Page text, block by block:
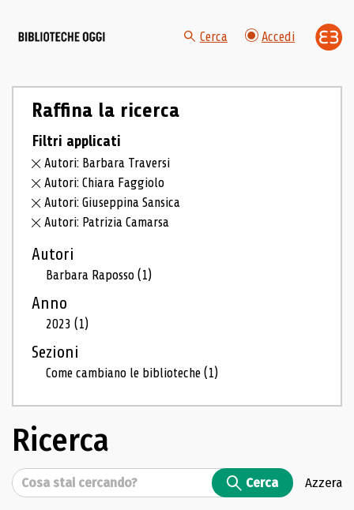
Cerca Accedi
Raffina la ricerca
Filtri applicati
Autori: Barbara Traversi
Autori: Chiara Faggiolo
Autori: Giuseppina Sansica
Autori: Patrizia Camarsa
Autori
Barbara Raposso(1)
Anno
2023(1)
Sezioni
Come cambiano le biblioteche(1)
Ricerca
Cerca Cerca Azzera